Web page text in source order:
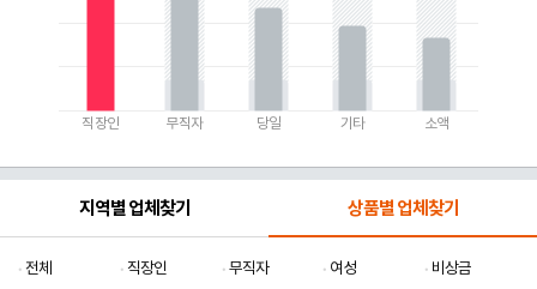
직장인 무직자 당일 기타 소액
지역별 업체찾기 상품별 업체찾기
전체 직장인 무직자 여성
비상금